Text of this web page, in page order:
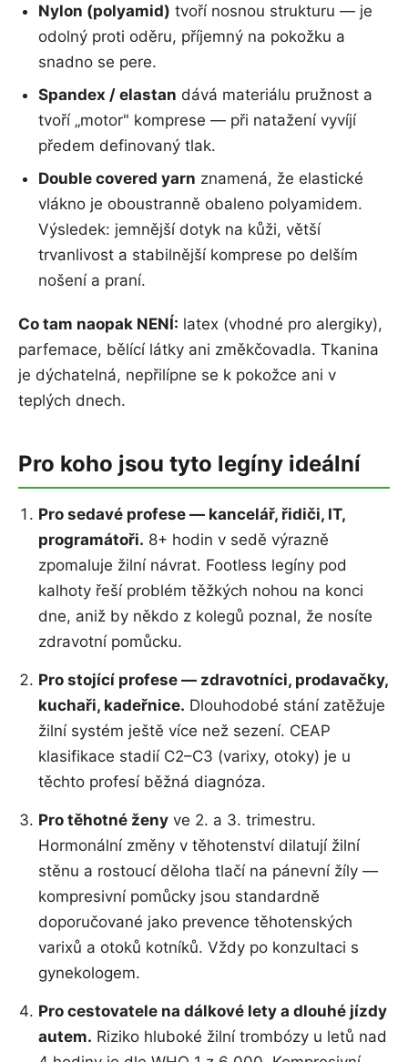
Nylon (polyamid) tvoří nosnou strukturu — je
odolný proti oděru, příjemný na pokožku a
snadno se pere.
Spandex / elastan dává materiálu pružnost a
tvoří „motor" komprese — při natažení vyvíjí
předem definovaný tlak.
Double covered yarn znamená, že elastické
vlákno je oboustranně obaleno polyamidem.
Výsledek: jemnější dotyk na kůži, větší
trvanlivost a stabilnější komprese po delším
nošení a praní.
Co tam naopak NENÍ: latex (vhodné pro alergiky),
parfemace, bělící látky ani změkčovadla. Tkanina
je dýchatelná, nepřilípne se k pokožce ani v
teplých dnech.
Pro koho jsou tyto legíny ideální
Pro sedavé profese — kancelář, řidiči, IT,
programátoři. 8+ hodin v sedě výrazně
zpomaluje žilní návrat. Footless legíny pod
kalhoty řeší problém těžkých nohou na konci
dne, aniž by někdo z kolegů poznal, že nosíte
zdravotní pomůcku.
Pro stojící profese — zdravotníci, prodavačky,
kuchaři, kadeřnice. Dlouhodobé stání zatěžuje
žilní systém ještě více než sezení. CEAP
klasifikace stadií C2–C3 (varixy, otoky) je u
těchto profesí běžná diagnóza.
Pro těhotné ženy ve 2. a 3. trimestru.
Hormonální změny v těhotenství dilatují žilní
stěnu a rostoucí děloha tlačí na pánevní žíly —
kompresivní pomůcky jsou standardně
doporučované jako prevence těhotenských
varixů a otoků kotníků. Vždy po konzultaci s
gynekologem.
Pro cestovatele na dálkové lety a dlouhé jízdy
autem. Riziko hluboké žilní trombózy u letů nad